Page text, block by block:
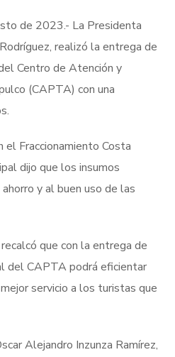
de 2023.- La Presidenta
realizó la entrega de
Centro de Atención y
(CAPTA) con una
el Fraccionamiento Costa
dijo que los insumos
y al buen uso de las
que con la entrega de
del CAPTA podrá eficientar
servicio a los turistas que
Alejandro Inzunza Ramírez,